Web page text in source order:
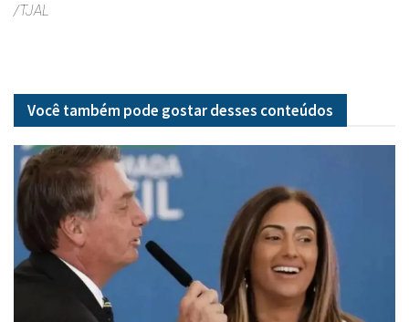
/TJAL
Você também pode gostar desses conteúdos